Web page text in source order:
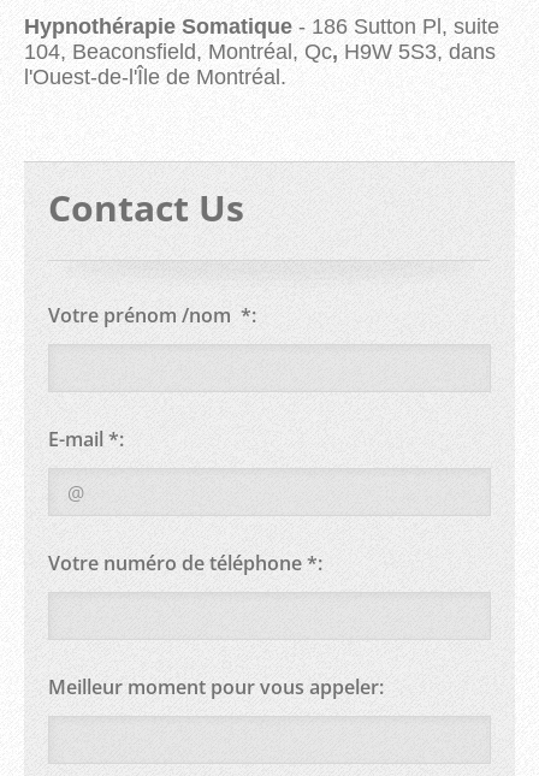
Hypnothérapie Somatique - 186 Sutton Pl, suite
104, Beaconsfield, Montréal, Qc, H9W 5S3, dans
l'Ouest-de-l'Île de Montréal.
Contact Us
Votre prénom /nom *:
E-mail *:
Votre numéro de téléphone *:
Meilleur moment pour vous appeler: